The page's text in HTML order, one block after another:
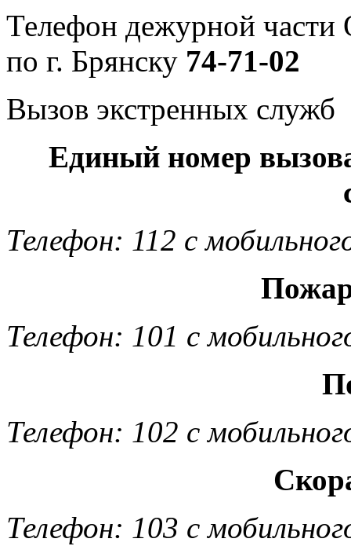
Телефон дежурной
по г. Брянску 74-71-02
Вызов экстренных служб
Единый номер
Телефон: 112 с
Телефон: 101 с
Телефон: 102 с
Телефон: 103 с